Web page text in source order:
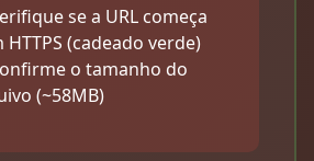
se a URL começa
HTTPS (cadeado verde)
o tamanho do
(~58MB)